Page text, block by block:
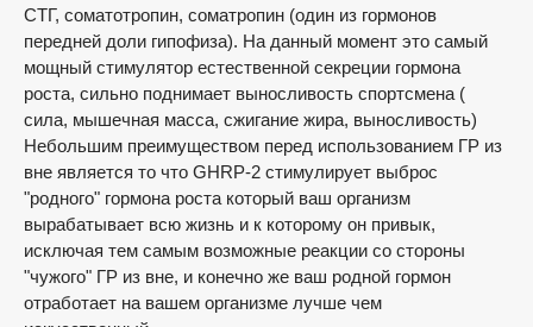
СТГ, соматотропин, соматропин (один из гормонов
передней доли гипофиза). На данный момент это самый
мощный стимулятор естественной секреции гормона
роста, сильно поднимает выносливость спортсмена (
сила, мышечная масса, сжигание жира, выносливость)
Небольшим преимуществом перед использованием ГР из
вне является то что GHRP-2 стимулирует выброс
"родного" гормона роста который ваш организм
вырабатывает всю жизнь и к которому он привык,
исключая тем самым возможные реакции со стороны
"чужого" ГР из вне, и конечно же ваш родной гормон
отработает на вашем организме лучше чем